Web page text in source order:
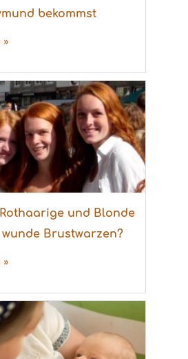
bekommst
»
und Blonde
Brustwarzen?
»